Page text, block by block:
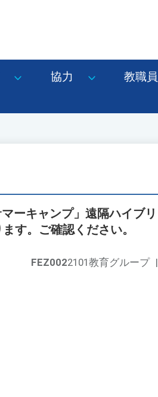
協力 教職員
ーキャンプ」遠隔ハイブリ
す。ご確認ください。
FEZ0022101教育グループ |